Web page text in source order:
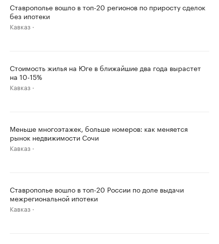
Ставрополье вошло в топ-20 регионов по приросту сделок
без ипотеки
Кавказ
Стоимость жилья на Юге в ближайшие два года вырастет
на 10-15%
Кавказ
Меньше многоэтажек, больше номеров: как меняется
рынок недвижимости Сочи
Кавказ
Ставрополье вошло в топ-20 России по доле выдачи
межрегиональной ипотеки
Кавказ